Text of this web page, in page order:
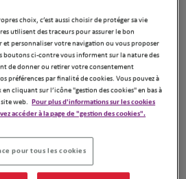
choix, c’est aussi choisir de protéger sa vie
utilisent des traceurs pour assurer le bon
personnaliser votre navigation ou vous proposer
boutons ci-contre vous informent sur la nature des
de donner ou retirer votre consentement
préférences par finalité de cookies. Vous pouvez à
cliquant sur l’icône "gestion des cookies" en bas à
web. Pour plus d'informations sur les cookies
accéder à la page de "gestion des cookies".
pour tous les cookies